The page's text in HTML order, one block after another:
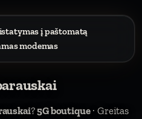
į paštomatą
modemas
?5G boutique· Greitas